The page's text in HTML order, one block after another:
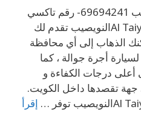
69694241 تاكسي النويصيب 69694241- رقم تاكسي
في النويصيب Al Taiyar Call Taxiالنويصيب تقدم لك
الذهاب إلى أي محافظة
أجرة جوالة ، كما
درجات الكفاءة و
تقصدها داخل الكويت.
إقرأ